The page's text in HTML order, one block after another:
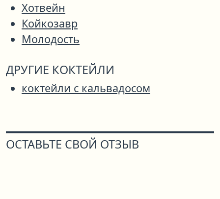
Хотвейн
Койкозавр
Молодость
ДРУГИЕ КОКТЕЙЛИ
коктейли с кальвадосом
ОСТАВЬТЕ СВОЙ ОТЗЫВ